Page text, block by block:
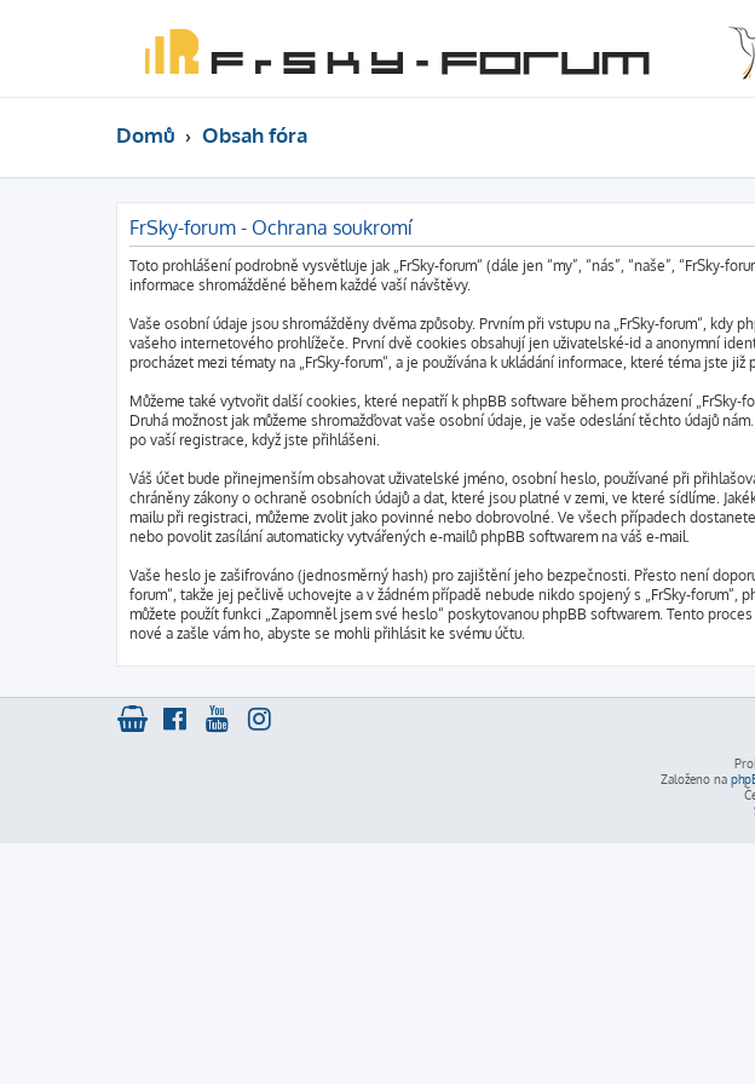
Domů Obsah fóra
FrSky-forum - Ochrana soukromí
Toto prohlášení podrobně vysvětluje jak „FrSky-forum“ (dále jen “my”, “nás”, “naše”, “FrSky-
informace shromážděné během každé vaší návštěvy.
Vaše osobní údaje jsou shromážděny dvěma způsoby. Prvním při vstupu na „FrSky-forum“,
vašeho internetového prohlížeče. První dvě cookies obsahují jen uživatelské-id a anonymní
procházet mezi tématy na „FrSky-forum“, a je používána k ukládání informace, které téma jste
Můžeme také vytvořit další cookies, které nepatří k phpBB software během procházení
Druhá možnost jak můžeme shromažďovat vaše osobní údaje, je vaše odeslání těchto údajů
po vaší registrace, když jste přihlášeni.
Váš účet bude přinejmenším obsahovat uživatelské jméno, osobní heslo, používané při
chráněny zákony o ochraně osobních údajů a dat, které jsou platné v zemi, ve které sídlíme.
mailu při registraci, můžeme zvolit jako povinné nebo dobrovolné. Ve všech případech
nebo povolit zasílání automaticky vytvářených e-mailů phpBB softwarem na váš e-mail.
Vaše heslo je zašifrováno (jednosměrný hash) pro zajištění jeho bezpečnosti. Přesto není
forum“, takže jej pečlivě uchovejte a v žádném případě nebude nikdo spojený s „FrSky-
můžete použít funkci „Zapomněl jsem své heslo“ poskytovanou phpBB softwarem. Tento
nové a zašle vám ho, abyste se mohli přihlásit ke svému účtu.
Založeno na